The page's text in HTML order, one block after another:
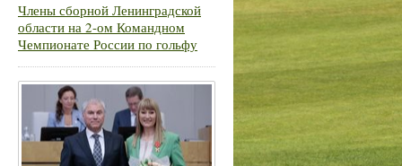
Члены сборной Ленинградской
области на 2-ом Командном
Чемпионате России по гольфу